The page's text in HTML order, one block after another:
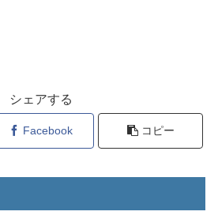
シェアする
Facebook コピー